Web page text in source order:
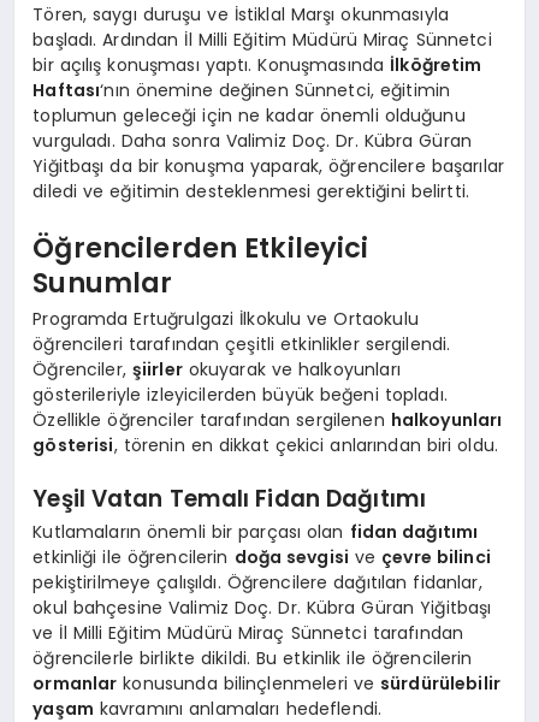
Tören, saygı duruşu ve İstiklal Marşı okunmasıyla
başladı. Ardından İl Milli Eğitim Müdürü Miraç Sünnetci
bir açılış konuşması yaptı. Konuşmasında İlköğretim
Haftası‘nın önemine değinen Sünnetci, eğitimin
toplumun geleceği için ne kadar önemli olduğunu
vurguladı. Daha sonra Valimiz Doç. Dr. Kübra Güran
Yiğitbaşı da bir konuşma yaparak, öğrencilere başarılar
diledi ve eğitimin desteklenmesi gerektiğini belirtti.
Öğrencilerden Etkileyici
Sunumlar
Programda Ertuğrulgazi İlkokulu ve Ortaokulu
öğrencileri tarafından çeşitli etkinlikler sergilendi.
Öğrenciler, şiirlerokuyarak ve halkoyunları
gösterileriyle izleyicilerden büyük beğeni topladı.
Özellikle öğrenciler tarafından sergilenen halkoyunları
gösterisi, törenin en dikkat çekici anlarından biri oldu.
Yeşil Vatan Temalı Fidan Dağıtımı
Kutlamaların önemli bir parçası olan fidan dağıtımı
etkinliği ile öğrencilerin doğa sevgisi ve çevre bilinci
pekiştirilmeye çalışıldı. Öğrencilere dağıtılan fidanlar,
okul bahçesine Valimiz Doç. Dr. Kübra Güran Yiğitbaşı
ve İl Milli Eğitim Müdürü Miraç Sünnetci tarafından
öğrencilerle birlikte dikildi. Bu etkinlik ile öğrencilerin
ormanlar konusunda bilinçlenmeleri ve sürdürülebilir
yaşam kavramını anlamaları hedeflendi.